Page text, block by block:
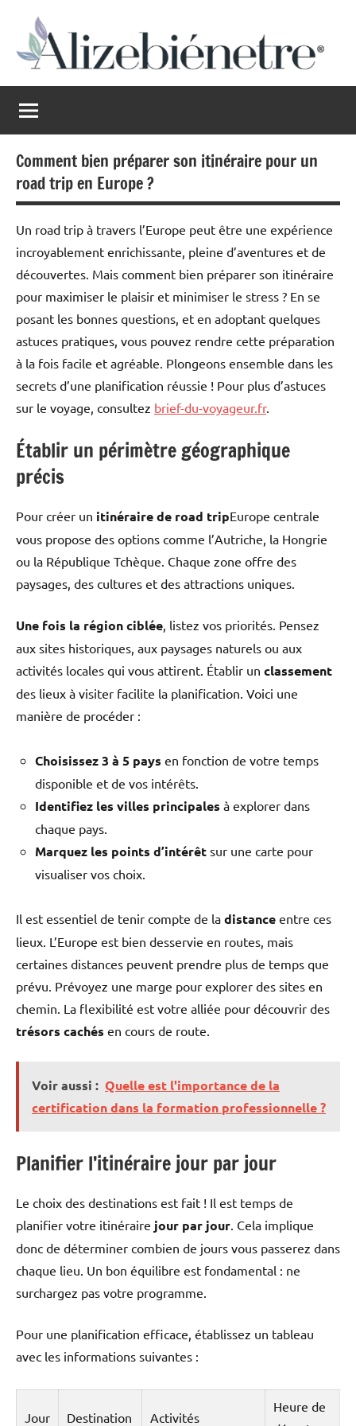
contenu
Alizebienetre
naturel
Comment bien préparer son itinéraire pour un
road trip en Europe ?
Un road trip à travers l’Europe peut être une expérience
incroyablement enrichissante, pleine d’aventures et de
découvertes. Mais comment bien préparer son itinéraire
pour maximiser le plaisir et minimiser le stress ? En se
posant les bonnes questions, et en adoptant quelques
astuces pratiques, vous pouvez rendre cette préparation
à la fois facile et agréable. Plongeons ensemble dans les
secrets d’une planification réussie ! Pour plus d’astuces
sur le voyage, consultez brief-du-voyageur.fr.
Établir un périmètre géographique
précis
Pour créer un itinéraire de road tripEurope centrale
vous propose des options comme l’Autriche, la Hongrie
ou la République Tchèque. Chaque zone offre des
paysages, des cultures et des attractions uniques.
Une fois la région ciblée , listez vos priorités. Pensez
aux sites historiques, aux paysages naturels ou aux
activités locales qui vous attirent. Établir un classement
des lieux à visiter facilite la planification. Voici une
manière de procéder :
Choisissez 3 à 5 pays en fonction de votre temps
disponible et de vos intérêts.
Identifiez les villes principales à explorer dans
chaque pays.
Marquez les points d’intérêt sur une carte pour
visualiser vos choix.
Il est essentiel de tenir compte de la distance entre ces
lieux. L’Europe est bien desservie en routes, mais
certaines distances peuvent prendre plus de temps que
prévu. Prévoyez une marge pour explorer des sites en
chemin. La flexibilité est votre alliée pour découvrir des
trésors cachés en cours de route.
Voir aussi : Quelle est l'importance de la
certification dans la formation professionnelle ?
Planifier l’itinéraire jour par jour
Le choix des destinations est fait ! Il est temps de
planifier votre itinéraire jour par jour . Cela implique
donc de déterminer combien de jours vous passerez dans
chaque lieu. Un bon équilibre est fondamental : ne
surchargez pas votre programme.
Pour une planification efficace, établissez un tableau
avec les informations suivantes :
Jour Destination Activités
Heure de